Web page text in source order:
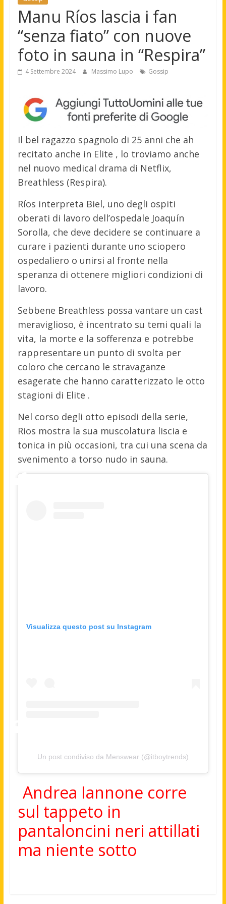
Manu Ríos lascia i fan
“senza fiato” con nuove
foto in sauna in “Respira”
4 Settembre 2024 Massimo Lupo Gossip
Il bel ragazzo spagnolo di 25 anni che ah
recitato anche in Elite , lo troviamo anche
nel nuovo medical drama di Netflix,
Breathless (Respira).
Ríos interpreta Biel, uno degli ospiti
oberati di lavoro dell’ospedale Joaquín
Sorolla, che deve decidere se continuare a
curare i pazienti durante uno sciopero
ospedaliero o unirsi al fronte nella
speranza di ottenere migliori condizioni di
lavoro.
Sebbene Breathless possa vantare un cast
meraviglioso, è incentrato su temi quali la
vita, la morte e la sofferenza e potrebbe
rappresentare un punto di svolta per
coloro che cercano le stravaganze
esagerate che hanno caratterizzato le otto
stagioni di Elite .
Nel corso degli otto episodi della serie,
Rios mostra la sua muscolatura liscia e
tonica in più occasioni, tra cui una scena da
svenimento a torso nudo in sauna.
Visualizza questo post su Instagram
Un post condiviso da Menswear (@itboytrends)
Andrea Iannone corre
sul tappeto in
pantaloncini neri attillati
ma niente sotto